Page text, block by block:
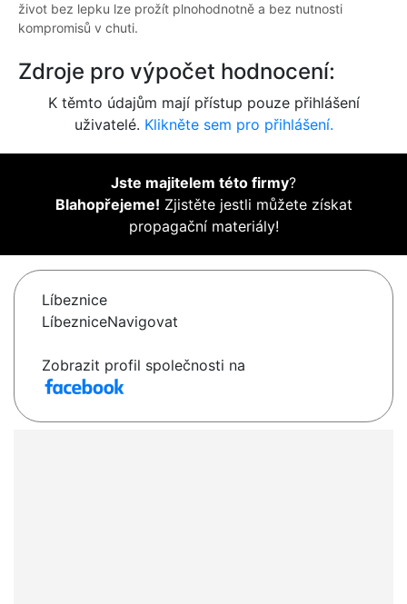
život bez lepku lze prožít plnohodnotně a bez nutnosti
kompromisů v chuti.
Zdroje pro výpočet hodnocení:
K těmto údajům mají přístup pouze přihlášení
uživatelé. Klikněte sem pro přihlášení.
Jste majitelem této firmy?
Blahopřejeme! Zjistěte jestli můžete získat
propagační materiály!
Líbeznice
LíbezniceNavigovat
Zobrazit profil společnosti na